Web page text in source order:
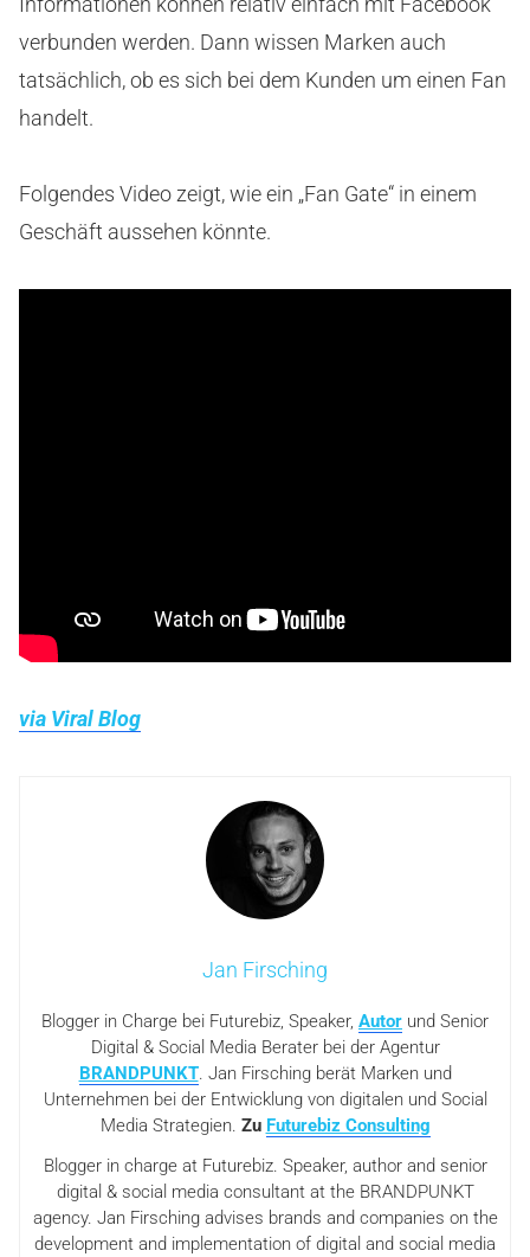
verbunden werden. Dann wissen Marken auch
tatsächlich, ob es sich bei dem Kunden um einen Fan
handelt.
Folgendes Video zeigt, wie ein „Fan Gate“ in einem
Geschäft aussehen könnte.
via Viral Blog
Jan Firsching
Blogger in Charge bei Futurebiz, Speaker, Autor und Senior
Digital & Social Media Berater bei der Agentur
BRANDPUNKT. Jan Firsching berät Marken und
Unternehmen bei der Entwicklung von digitalen und Social
Media Strategien. Zu Futurebiz Consulting
Blogger in charge at Futurebiz. Speaker, author and senior
digital & social media consultant at the BRANDPUNKT
agency. Jan Firsching advises brands and companies on the
development and implementation of digital and social media